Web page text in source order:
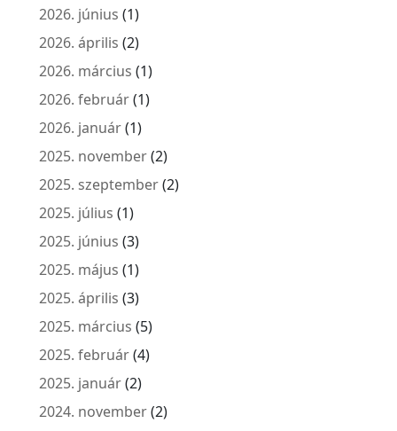
2026. június (1)
2026. április (2)
2026. március (1)
2026. február(1)
2026. január(1)
2025. november(2)
2025. szeptember(2)
2025. július (1)
2025. június (3)
2025. május (1)
2025. április (3)
2025. március (5)
2025. február(4)
2025. január(2)
2024. november(2)